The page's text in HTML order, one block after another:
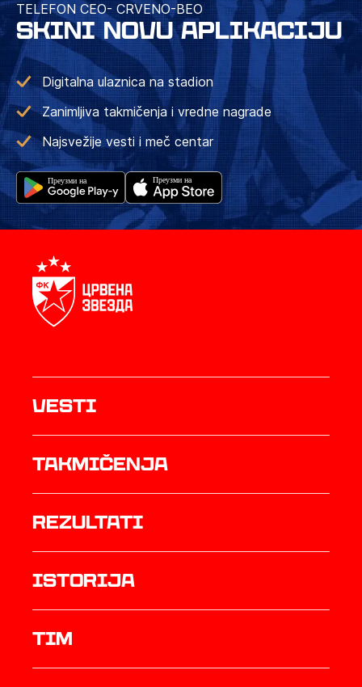
TELEFON CEO- CRVENO-BEO
SKINI NOVU APLIKACIJU
Digitalna ulaznica na stadion
Zanimljiva takmičenja i vredne nagrade
Najsvežije vesti i meč centar
Vesti
Takmičenja
rezultati
istorija
TIM